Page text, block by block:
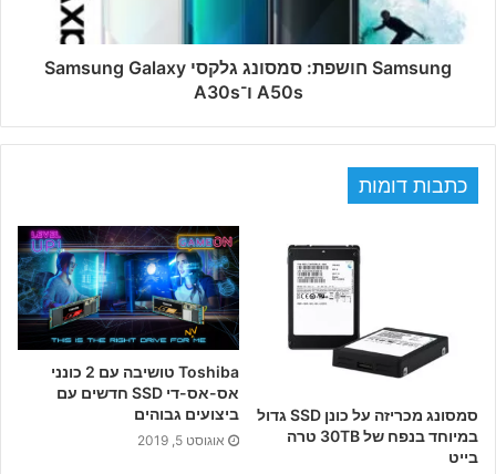
Samsung חושפת: סמסונג גלקסי Samsung Galaxy
A50s ו־A30s
כתבות דומות
סמסונג מכריזה על כונן SSD גדול
במיוחד בנפח של 30TB טרה
בייט
Toshiba טושיבה עם 2 כונני
אס-אס-די SSD חדשים עם
ביצועים גבוהים
אוגוסט 5, 2019